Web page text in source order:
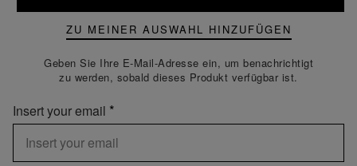
ZU MEINER AUSWAHL HINZUFÜGEN
Geben Sie Ihre E-Mail-Adresse ein, um benachrichtigt
zu werden, sobald dieses Produkt verfügbar ist.
Insert your email